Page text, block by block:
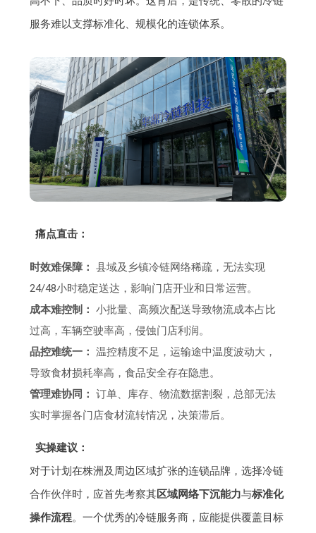
服务难以支撑标准化、规模化的连锁体系。
痛点直击：
时效难保障： 县域及乡镇冷链网络稀疏，无法实现
24/48小时稳定送达，影响门店开业和日常运营。
成本难控制： 小批量、高频次配送导致物流成本占比
过高，车辆空驶率高，侵蚀门店利润。
品控难统一： 温控精度不足，运输途中温度波动大，
导致食材损耗率高，食品安全存在隐患。
管理难协同： 订单、库存、物流数据割裂，总部无法
实时掌握各门店食材流转情况，决策滞后。
实操建议：
对于计划在株洲及周边区域扩张的连锁品牌，选择冷链
合作伙伴时，应首先考察其区域网络下沉能力与标准化
操作流程。一个优秀的冷链服务商，应能提供覆盖目标